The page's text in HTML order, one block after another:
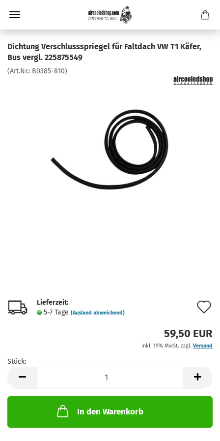
Dichtung Verschlussspriegel für Faltdach VW T1 Käfer,
Bus vergl. 225875549
(Art.Nr.: B0385-810)
Lieferzeit:
5-7 Tage (Ausland abweichend)
59,50 EUR
inkl. 19% MwSt. zzgl. Versand
Stück:
In den Warenkorb